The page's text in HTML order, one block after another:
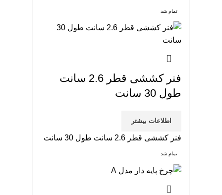
تمام شد
فنر کششی قطر 2.6 سانت
طول 30 سانت
اطلاعات بیشتر
فنر کششی قطر 2.6 سانت طول 30 سانت
تمام شد